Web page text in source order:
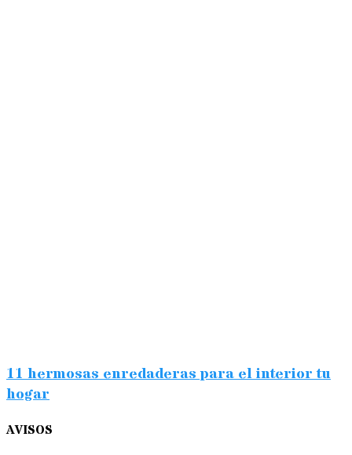
11 hermosas enredaderas para el interior tu
hogar
AVISOS